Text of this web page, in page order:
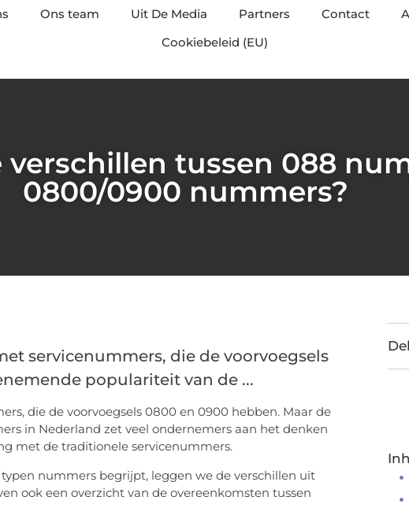
Ons team Uit De Media Partners Contact
Cookiebeleid (EU)
verschillen tussen 088
0800/0900 nummers?
servicenummers, die de voorvoegsels
populariteit van de ...
die de voorvoegsels 0800 en 0900 hebben. Maar de
in Nederland zet veel ondernemers aan het denken
met de traditionele servicenummers.
nummers begrijpt, leggen we de verschillen uit
ook een overzicht van de overeenkomsten tussen